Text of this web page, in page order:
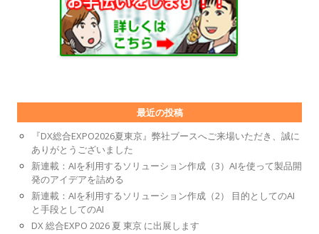
最近の投稿
『DX総合EXPO2026夏東京』弊社ブースへご来場いただき、誠に
ありがとうございました
新連載：AIを利用するソリューション作成（3）AIを使って製品開
発のアイデアを詰める
新連載：AIを利用するソリューション作成（2） 目的としてのAI
と手段としてのAI
DX 総合EXPO 2026 夏 東京 に出展します